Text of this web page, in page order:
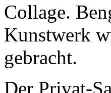
Collage.
Kunstwerk
gebracht.
Der Privat-